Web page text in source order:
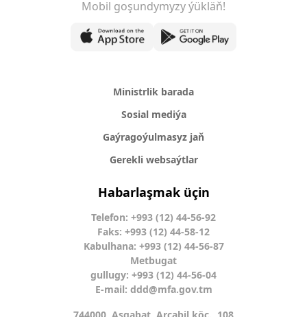
Mobil goşundymyzy ýükläň!
Ministrlik barada
Sosial mediýa
Gaýragoýulmasyz jaň
Gerekli websaýtlar
Habarlaşmak üçin
Telefon: +993 (12) 44-56-92
Faks: +993 (12) 44-58-12
Kabulhana: +993 (12) 44-56-87
Metbugat
gullugy: +993 (12) 44-56-04
E-mail: ddd@mfa.gov.tm